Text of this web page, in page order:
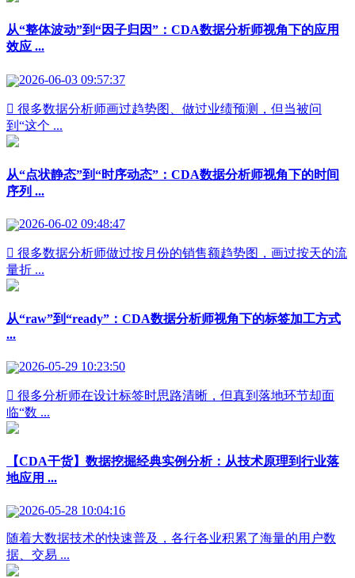
从“整体波动”到“因子归因”：CDA数据分析师视角下的应用
效应 ...
2026-06-03 09:57:37
 很多数据分析师画过趋势图、做过业绩预测，但当被问
到“这个 ...
从“点状静态”到“时序动态”：CDA数据分析师视角下的时间
序列 ...
2026-06-02 09:48:47
 很多数据分析师做过按月份的销售额趋势图，画过按天的流
量折 ...
从“raw”到“ready”：CDA数据分析师视角下的标签加工方式
...
2026-05-29 10:23:50
 很多分析师在设计标签时思路清晰，但真到落地环节却面
临“数 ...
【CDA干货】数据挖掘经典实例分析：从技术原理到行业落
地应用 ...
2026-05-28 10:04:16
随着大数据技术的快速普及，各行各业积累了海量的用户数
据、交易 ...